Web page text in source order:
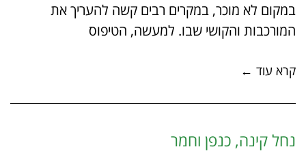
במקום לא מוכר, במקרים רבים קשה להעריך את
המורכבות והקושי שבו. למעשה, הטיפוס
קרא עוד ←
נחל קינה, כנפן וחמר